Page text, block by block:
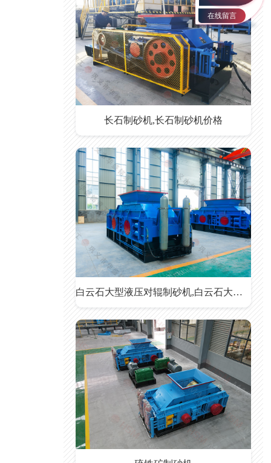
长石制砂机,长石制砂机价格
白云石大型液压对辊制砂机,白云石大型液压对辊制砂机价格
在线留言